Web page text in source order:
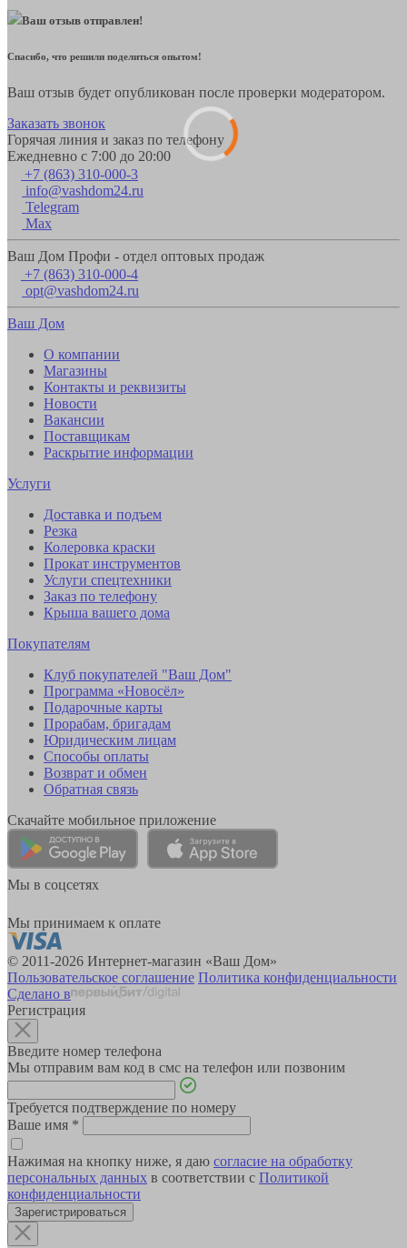
Ваш отзыв отправлен!
Спасибо, что решили поделиться опытом!
Ваш отзыв будет опубликован после проверки модератором.
Заказать звонок
Горячая линия и заказ по телефону
Ежедневно с 7:00 до 20:00
+7 (863) 310-000-3
info@vashdom24.ru
Telegram
Max
Ваш Дом Профи - отдел оптовых продаж
+7 (863) 310-000-4
opt@vashdom24.ru
Ваш Дом
О компании
Магазины
Контакты и реквизиты
Новости
Вакансии
Поставщикам
Раскрытие информации
Услуги
Доставка и подъем
Резка
Колеровка краски
Прокат инструментов
Услуги спецтехники
Заказ по телефону
Крыша вашего дома
Покупателям
Клуб покупателей "Ваш Дом"
Программа «Новосёл»
Подарочные карты
Прорабам, бригадам
Юридическим лицам
Способы оплаты
Возврат и обмен
Обратная связь
Скачайте мобильное приложение
Мы в соцсетях
Мы принимаем к оплате
© 2011-2026 Интернет-магазин «Ваш Дом»
Пользовательское соглашение Политика конфиденциальности
Сделано в
Регистрация
Введите номер телефона
Мы отправим вам код в смс на телефон или позвоним
Требуется подтверждение по номеру
Ваше имя *
Нажимая на кнопку ниже, я даю согласие на обработку
персональных данных в соответствии с Политикой
конфиденциальности
Зарегистрироваться